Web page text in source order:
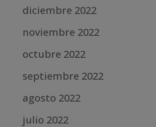
diciembre 2022
noviembre 2022
octubre 2022
septiembre 2022
agosto 2022
julio 2022